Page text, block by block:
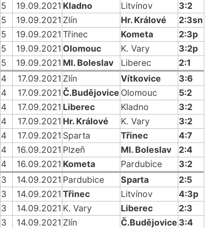
5
19.09.2021 Kladno Litvínov
3:2
5
19.09.2021 Zlín Hr. Králové
2:3sn
5
19.09.2021 Třinec Kometa
2:3p
5
19.09.2021 Olomouc K. Vary
3:2p
5
19.09.2021 Ml. Boleslav Liberec
2:1
4
17.09.2021 Zlín Vítkovice
3:6
4
17.09.2021 Č.Budějovice Olomouc
5:2
4
17.09.2021 Liberec Kladno
3:2
4
17.09.2021 Hr. Králové K. Vary
3:2
4
17.09.2021 Sparta Třinec
4:7
4
16.09.2021 Plzeň Ml. Boleslav
2:4
4
16.09.2021 Kometa Pardubice
3:2
3
14.09.2021 Pardubice Sparta
2:5
3
14.09.2021 Třinec Litvínov
4:3p
3
14.09.2021 K. Vary Liberec
2:3
3
14.09.2021 Zlín Č.Budějovice 3:4